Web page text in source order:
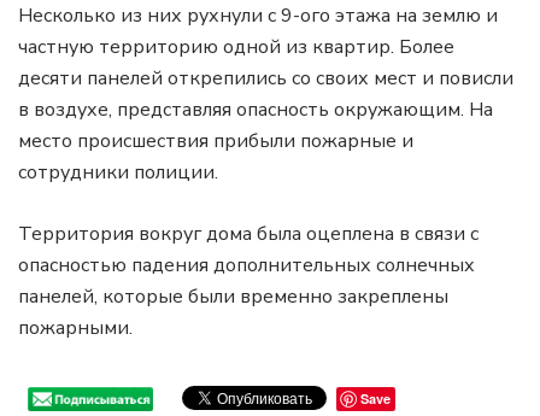
Несколько из них рухнули с 9-ого этажа на землю и
частную территорию одной из квартир. Более
десяти панелей открепились со своих мест и повисли
в воздухе, представляя опасность окружающим. На
место происшествия прибыли пожарные и
сотрудники полиции.
Территория вокруг дома была оцеплена в связи с
опасностью падения дополнительных солнечных
панелей, которые были временно закреплены
пожарными.
Save